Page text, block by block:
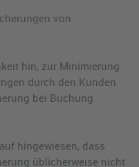
von
hin, zur Minimierung
durch den Kunden
bei Buchung
hingewiesen, dass
üblicherweise nicht